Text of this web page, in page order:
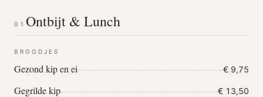
01 Ontbijt & Lunch
BROODJES
Gezond kip en ei € 9,75
Gegrilde kip € 13,50